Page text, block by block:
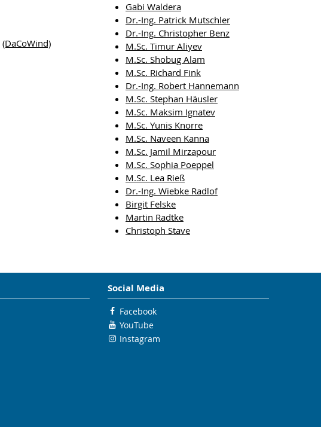
(DaCoWind)
Gabi Waldera
Dr.-Ing. Patrick Mutschler
Dr.-Ing. Christopher Benz
M.Sc. Timur Aliyev
M.Sc. Shobug Alam
M.Sc. Richard Fink
Dr.-Ing. Robert Hannemann
M.Sc. Stephan Häusler
M.Sc. Maksim Ignatev
M.Sc. Yunis Knorre
M.Sc. Naveen Kanna
M.Sc. Jamil Mirzapour
M.Sc. Sophia Poeppel
M.Sc. Lea Rieß
Dr.-Ing. Wiebke Radlof
Birgit Felske
Martin Radtke
Christoph Stave
Social Media
Facebook
YouTube
Instagram